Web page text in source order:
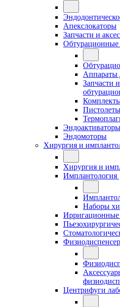
Апекслокаторы
Запчасти и
Обтурационные
Аппараты
Запчасти
Эндоактиваторы
Эндомоторы
Хирургия и
Хирургия и
Имплантология
Наборы
Ирригационные
Центрифуги